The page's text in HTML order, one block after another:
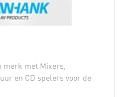
merk met Mixers,
en CD spelers voor de